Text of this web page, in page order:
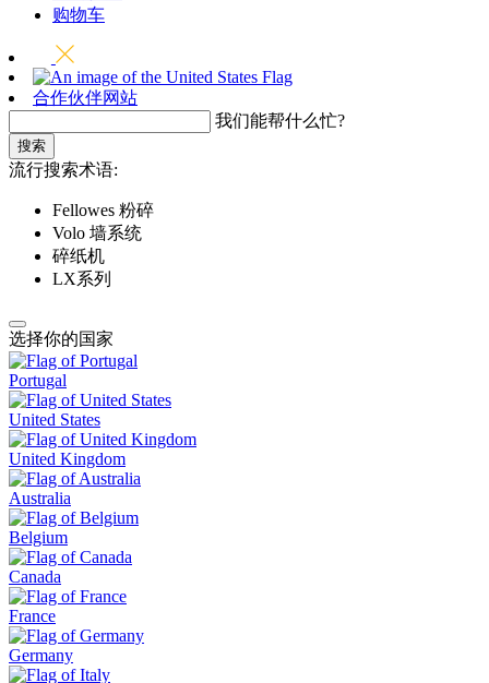
购物车
合作伙伴网站
我们能帮什么忙?
搜索
流行搜索术语:
Fellowes 粉碎
Volo 墙系统
碎纸机
LX系列
选择你的国家
Portugal
United States
United Kingdom
Australia
Belgium
Canada
France
Germany